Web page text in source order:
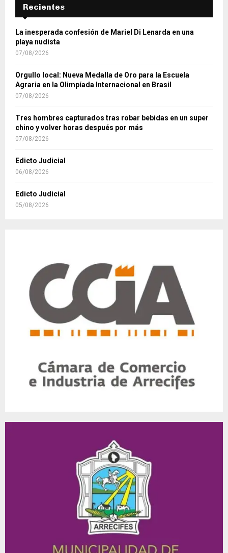
Recientes
La inesperada confesión de Mariel Di Lenarda en una
playa nudista
07/08/2026
Orgullo local: Nueva Medalla de Oro para la Escuela
Agraria en la Olimpíada Internacional en Brasil
07/08/2026
Tres hombres capturados tras robar bebidas en un super
chino y volver horas después por más
07/08/2026
Edicto Judicial
06/08/2026
Edicto Judicial
05/08/2026